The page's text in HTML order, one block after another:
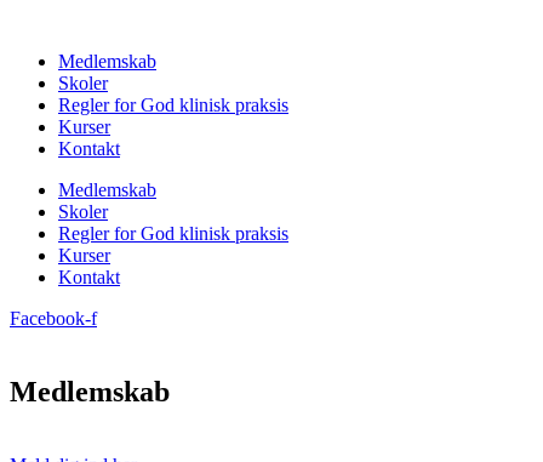
indholdMedlemskab
Skoler
Regler for God klinisk praksis
Kurser
Kontakt
Medlemskab
Skoler
Regler for God klinisk praksis
Kurser
Kontakt
Facebook-f
Medlemskab